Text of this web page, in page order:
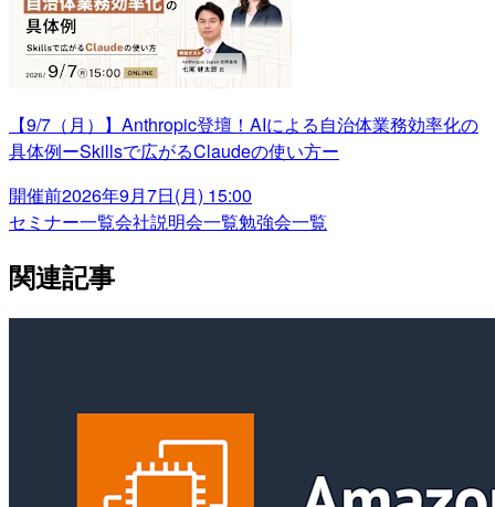
【9/7（月）】Anthropic登壇！AIによる自治体業務効率化の
具体例ーSkillsで広がるClaudeの使い方ー
開催前2026年9月7日(月) 15:00
セミナー一覧会社説明会一覧勉強会一覧
関連記事